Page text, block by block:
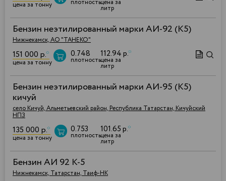
цена за тонну плотностьцена за
литр
Бензин неэтилированный марки АИ-92 (К5)
Нижнекамск, АО "ТАНЕКО"
151 000 р.*
цена за тонну
0.748
плотность
112.94 р.*
цена за
литр
Бензин неэтилированный марки АИ-95 (К5)
кичуй
село Кичуй, Альметьевский район, Республика Татарстан, Кичуйский
НПЗ
135 000 р.*
цена за тонну
0.753
плотность
101.65 р.*
цена за
литр
Бензин АИ 92 К-5
Нижнекамск, Татарстан, Таиф-НК